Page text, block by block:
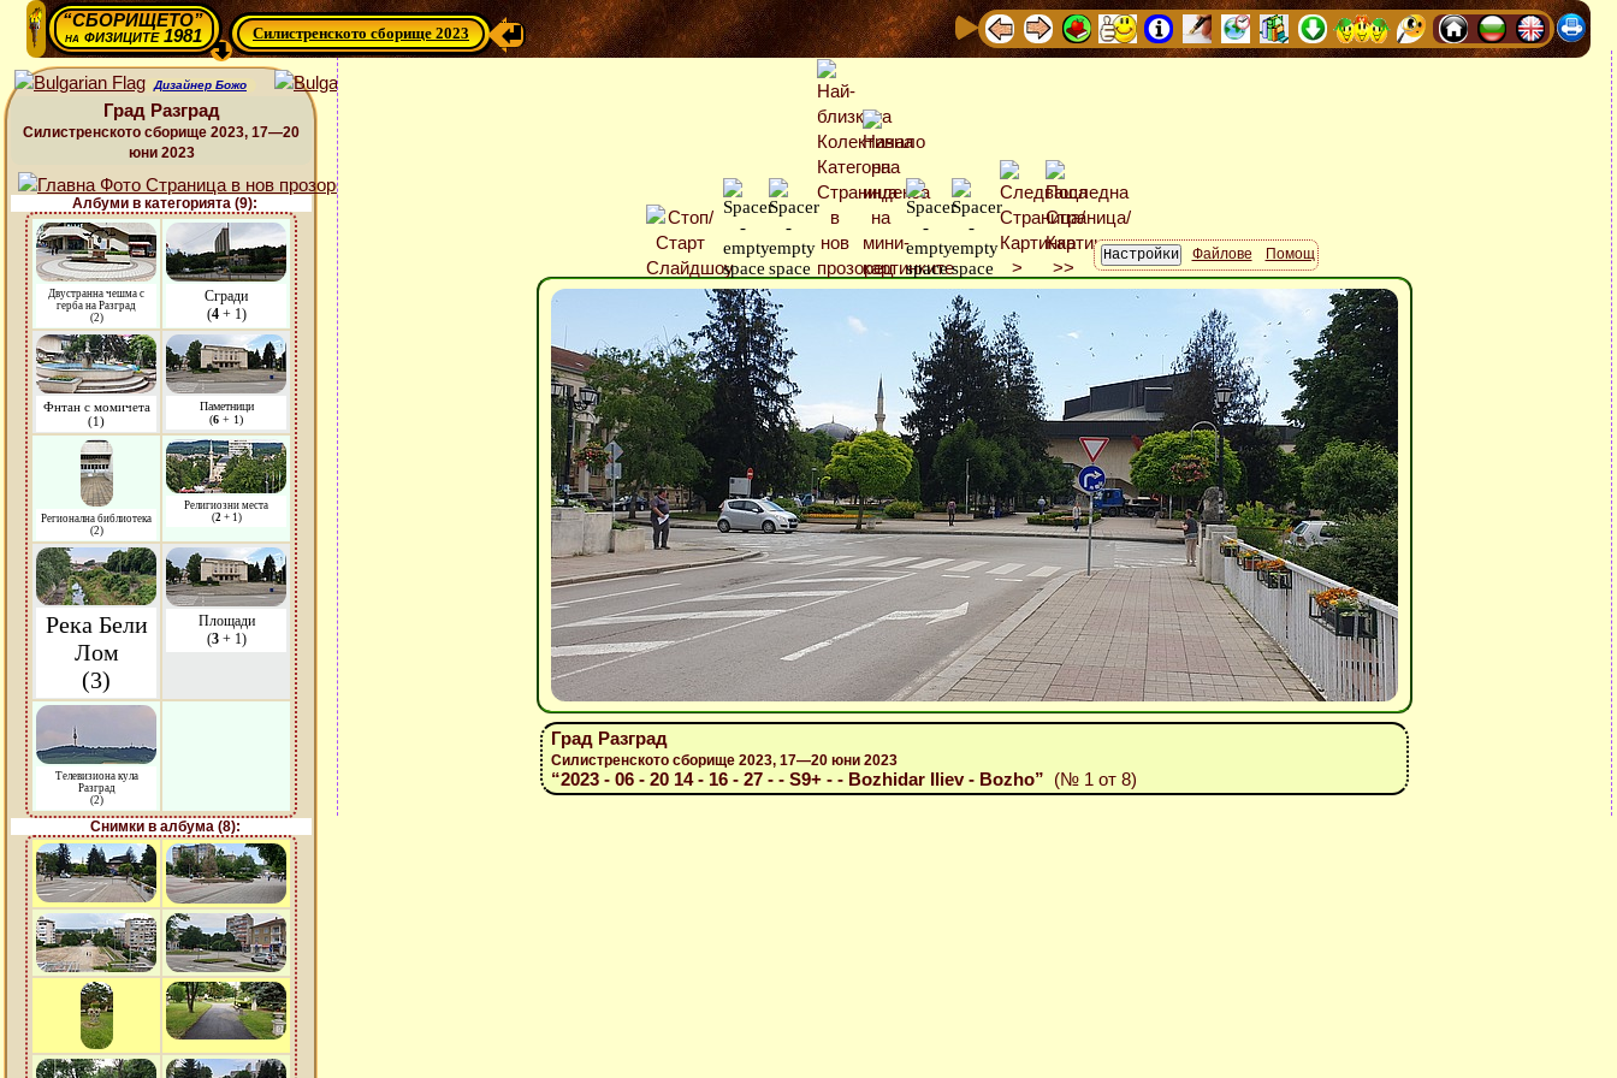
“СБОРИЩЕТО”
нафизиците 1981 Силистренското сборище 2023
Дизайнер Божо
Град Разград
Силистренското сборище 2023, 17—20
юни 2023
Албуми в категорията (9):
Двустранна чешма с
герба на Разград
(2)
Сгради
(4+ 1)
Фнтан с момичета
(1)
Паметници
(6 + 1)
Регионална библиотека
(2)
Религиозни места
(2+ 1)
Река Бели
Лом
(3)
Площади
(3+ 1)
Телевизиона кула
Разград
(2)
Снимки в албума (8):
Файлове Помощ
Град Разград
Силистренското сборище 2023, 17—20 юни 2023
“2023 - 06 - 20 14 - 16 - 27 - - S9+ - - Bozhidar Iliev - Bozho” (№ 1 от 8)